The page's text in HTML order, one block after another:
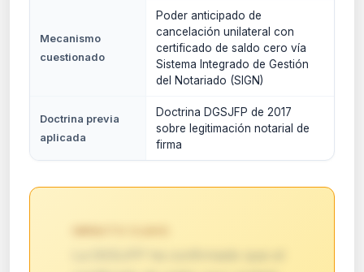
Mecanismo
cuestionado
Poder anticipado de
cancelación unilateral con
certificado de saldo cero vía
Sistema Integrado de Gestión
del Notariado (SIGN)
Doctrina previa
aplicada
Doctrina DGSJFP de 2017
sobre legitimación notarial de
firma